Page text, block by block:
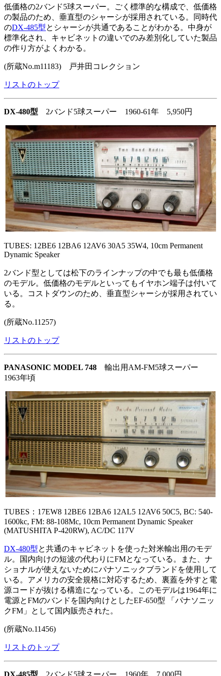
低価格の2バンド5球スーパー。ごく標準的な構成で、低価格
の製品のため、垂直型のシャーシが採用されている。同時代
のDX-485型とシャーシが共通であることがわかる。中身が
標準化され、キャビネットの違いでのみ差別化していた製品
の作り方がよくわかる。
(所蔵No.m11183) 戸井田コレクション
リストのトップ
DX-480型 2バンド5球スーパー 1960-61年 5,950円
TUBES: 12BE6 12BA6 12AV6 30A5 35W4, 10cm Permanent
Dynamic Speaker
2バンド型としては松下のラインナップの中でも最も低価格
のモデル。低価格のモデルといってもイヤホン端子は付いて
いる。コストダウンのため、垂直型シャーシが採用されてい
る。
(所蔵No.11257)
リストのトップ
PANASONIC MODEL 748 輸出用AM-FM5球スーパー
1963年頃
TUBES：17EW8 12BE6 12BA6 12AL5 12AV6 50C5, BC: 540-
1600kc, FM: 88-108Mc, 10cm Permanent Dynamic Speaker
(MATUSHITA P-420RW), AC/DC 117V
DX-480型と共通のキャビネットを使った対米輸出用のモデ
ル。国内向けの短波の代わりにFMとなっている。また、ナ
ショナルが使えないためにパナソニックブランドを使用して
いる。アメリカの安全規格に対応するため、裏蓋を外すと電
源コードが抜ける構造になっている。このモデルは1964年に
電源とFMのバンドを国内向けとしたEF-650型 「パナソニッ
クFM」として国内販売された。
(所蔵No.11456)
リストのトップ
DX-485型 2バンド5球スーパー 1960年 7,000円